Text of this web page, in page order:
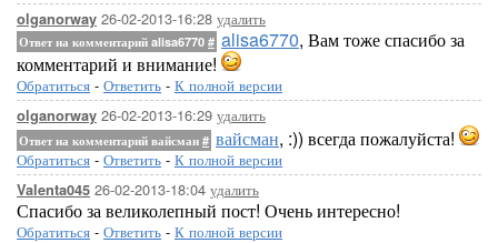
olganorway 26-02-2013-16:28 удалить
Ответ на комментарий alisa6770 # alisa6770, Вам тоже спасибо за
комментарий и внимание!
Обратиться - Ответить - К полной версии
olganorway 26-02-2013-16:29 удалить
Ответ на комментарий вайсман # вайсман, :)) всегда пожалуйста!
Обратиться - Ответить - К полной версии
Valenta045 26-02-2013-18:04 удалить
Спасибо за великолепный пост! Очень интересно!
Обратиться - Ответить - К полной версии